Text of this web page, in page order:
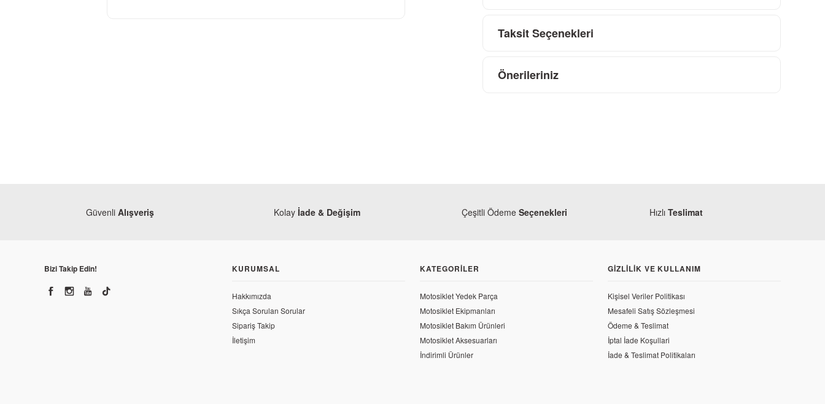
Taksit Seçenekleri
Önerileriniz
Güvenli Alışveriş Kolay İade & Değişim Çeşitli Ödeme Seçenekleri Hızlı Teslimat
Bizi Takip Edin! KURUMSAL
Hakkımızda
Sıkça Sorulan Sorular
Sipariş Takip
İletişim
KATEGORILER
Motosiklet Yedek Parça
Motosiklet Ekipmanları
Motosiklet Bakım Ürünleri
Motosiklet Aksesuarları
İndirimli Ürünler
GIZLILIK VE KULLANIM
Kişisel Veriler Politikası
Mesafeli Satış Sözleşmesi
Ödeme & Teslimat
İptal İade Koşullari
İade & Teslimat Politikaları